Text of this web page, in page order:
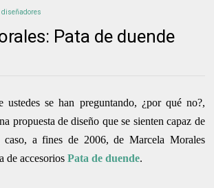
diseñadores
Pata de duende
ustedes se han preguntando, ¿por qué no?,
propuesta de diseño que se sienten capaz de
a fines de 2006, de Marcela Morales
de accesoriosPata de duende.